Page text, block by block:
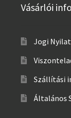
Vásárlói
Jogi
Szállítási
Általános